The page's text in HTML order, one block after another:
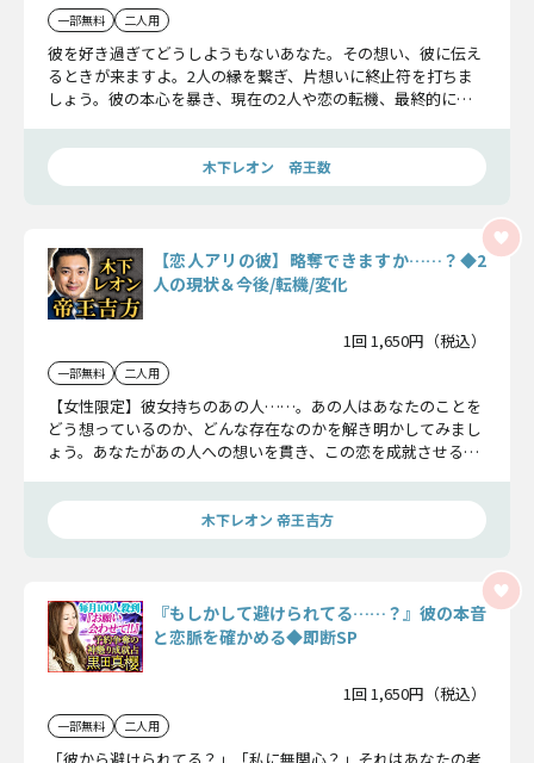
一部無料 二人用
彼を好き過ぎてどうしようもないあなた。その想い、彼に伝え
るときが来ますよ。2人の縁を繋ぎ、片想いに終止符を打ちま
しょう。彼の本心を暴き、現在の2人や恋の転機、最終的に迎
木下レオン 帝王数
【恋人アリの彼】略奪できますか……？◆2
人の現状＆今後/転機/変化
1回 1,650円（税込）
一部無料 二人用
【女性限定】彼女持ちのあの人……。あの人はあなたのことを
どう想っているのか、どんな存在なのかを解き明かしてみまし
ょう。あなたがあの人への想いを貫き、この恋を成就させるた
木下レオン 帝王吉方
『もしかして避けられてる……？』彼の本音
と恋脈を確かめる◆即断SP
1回 1,650円（税込）
一部無料 二人用